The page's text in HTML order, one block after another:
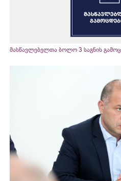
მასწავლებელთა ბოლო 3 საგნის